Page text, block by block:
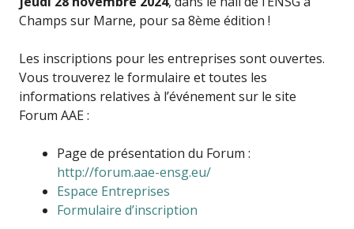
Champs sur Marne, pour sa 8ème édition !
Les inscriptions pour les entreprises sont ouvertes.
Vous trouverez le formulaire et toutes les
informations relatives à l’événement sur le site
Forum AAE :
Page de présentation du Forum :
http://forum.aae-ensg.eu/
Espace Entreprises
Formulaire d’inscription